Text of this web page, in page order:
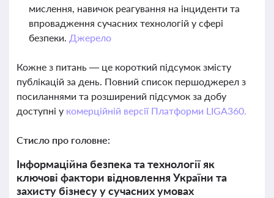
мислення, навичок реагування на інциденти та
впровадження сучасних технологій у сфері
безпеки. Джерело
Кожне з питань — це короткий підсумок змісту
публікацій за день. Повний список першоджерел з
посиланнями та розширений підсумок за добу
доступні у комерційній версії Платформи LIGA360.
Стисло про головне:
Інформаційна безпека та технології як
ключові фактори відновлення України та
захисту бізнесу у сучасних умовах